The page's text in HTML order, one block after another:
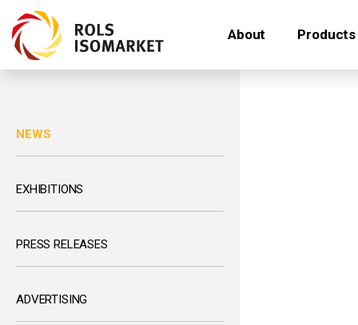
About Products
NEWS
EXHIBITIONS
PRESS RELEASES
ADVERTISING